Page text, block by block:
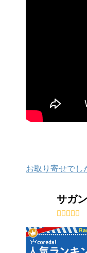
お取り寄せでし
サガ